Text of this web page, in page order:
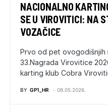
NACIONALNO
SE U VIROVITICI: NA
VOZAČICE
Prvo od pet ovogodišnjih
33.Nagrada Virovitice
karting klub Cobra
BY GP1_HR 08.05.2026.